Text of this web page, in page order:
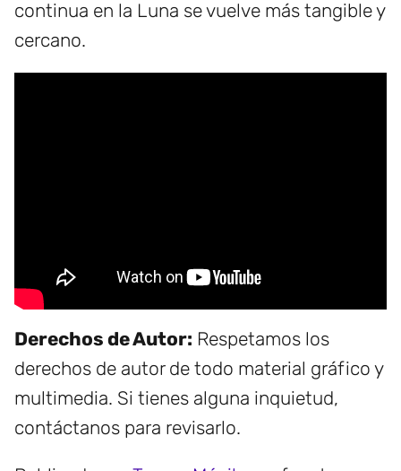
continua en la Luna se vuelve más tangible y
cercano.
Derechos de Autor: Respetamos los
derechos de autor de todo material gráfico y
multimedia. Si tienes alguna inquietud,
contáctanos para revisarlo.